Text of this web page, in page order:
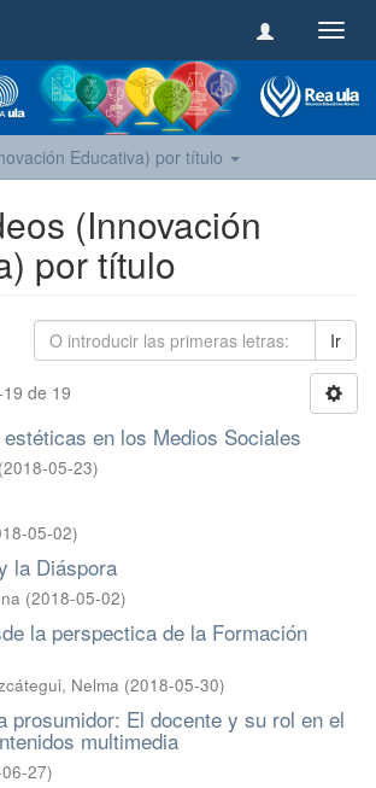
Educativa) por título
(Innovación
por título
Ir
de 19
en los Medios Sociales
(2018-05-23)
05-02)
la Diáspora
(2018-05-02)
la perspectica de la Formación
Nelma (2018-05-30)
prosumidor: El docente y su rol en el
multimedia
27)